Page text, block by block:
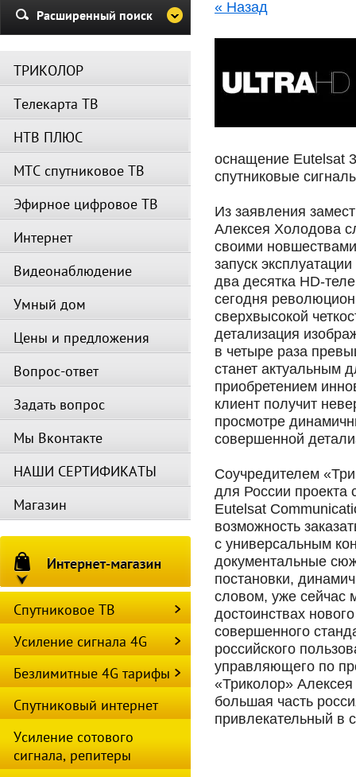
Убедительная просьба в
каналов и не перезагружать
Вещание телеканалов и
сервисов возобновится
« Назад
оснащение Eutelsat
спутниковые
Из заявления
Алексея Холодова
своими
запуск
два десятка HD-
сегодня
сверхвысокой
детализация
в четыре раза
станет актуальным
приобретением
клиент получит
просмотре
совершенной
Соучредителем
для России проекта
Eutelsat
возможность
с универсальным
документальные
постановки,
словом, уже сейчас
достоинствах
совершенного
российского
управляющего по
«Триколор»
большая часть
привлекательный в
Расширенный поиск
ТРИКОЛОР
Телекарта ТВ
НТВ ПЛЮС
МТС спутниковое ТВ
Эфирное цифровое ТВ
Интернет
Видеонаблюдение
Умный дом
Цены и предложения
Вопрос-ответ
Задать вопрос
Мы Вконтакте
НАШИ СЕРТИФИКАТЫ
Магазин
Спутниковое ТВ
Усиление сигнала 4G
Безлимитные 4G тарифы
Спутниковый интернет
Усиление сотового
сигнала, репитеры